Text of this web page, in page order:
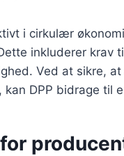
i cirkulær
inkluderer krav
Ved at sikre,
kan DPP bidrage til